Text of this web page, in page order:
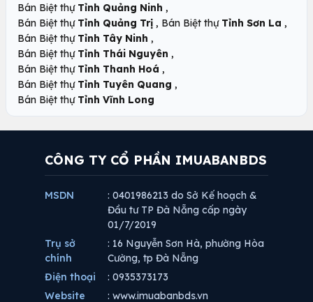
Bán Biệt thự Tỉnh Quảng Ninh ,
Bán Biệt thự Tỉnh Quảng Trị , Bán Biệt thự Tỉnh Sơn La ,
Bán Biệt thự Tỉnh Tây Ninh ,
Bán Biệt thự Tỉnh Thái Nguyên ,
Bán Biệt thự Tỉnh Thanh Hoá ,
Bán Biệt thự Tỉnh Tuyên Quang ,
Bán Biệt thự Tỉnh Vĩnh Long
CÔNG TY CỔ PHẦN IMUABANBDS
MSDN
: 0401986213 do Sở Kế hoạch &
Đầu tư TP Đà Nẵng cấp ngày
01/7/2019
Trụ sở
chính
: 16 Nguyễn Sơn Hà, phường Hòa
Cường, tp Đà Nẵng
Điện thoại
: 0935373173
Website
: www.imuabanbds.vn